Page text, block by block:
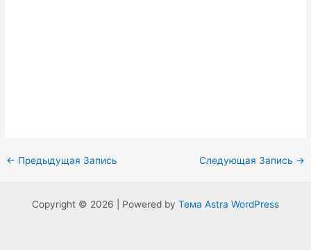
Навигация
← Предыдущая Запись Следующая Запись →
Copyright © 2026 | Powered by Тема Astra WordPress